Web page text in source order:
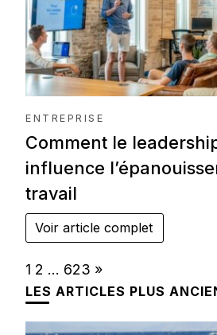
ENTREPRISE
Comment le
influence
travail
Voir article complet
Page:
1 2 … 623 Next
»
LES ARTICLES PLUS